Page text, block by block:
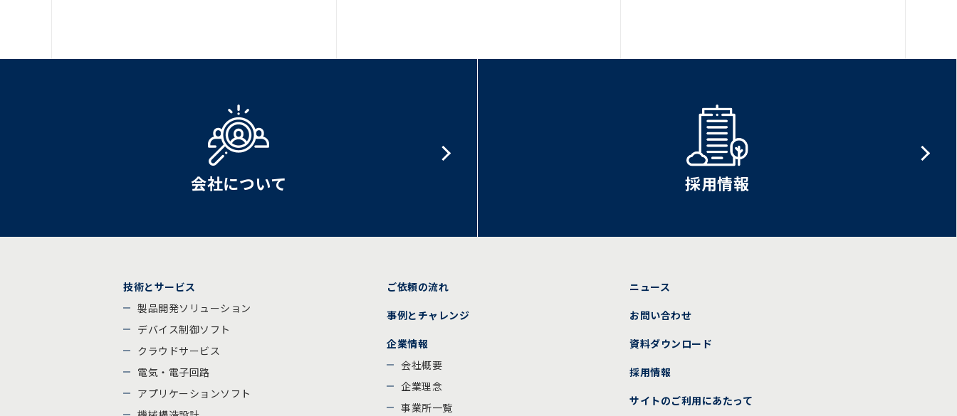
会社について 採用情報
技術とサービス
製品開発ソリューション
デバイス制御ソフト
クラウドサービス
電気・電子回路
アプリケーションソフト
ご依頼の流れ
事例とチャレンジ
企業情報
会社概要
企業理念
事業所一覧
ニュース
お問い合わせ
資料ダウンロード
採用情報
サイトのご利用にあたって